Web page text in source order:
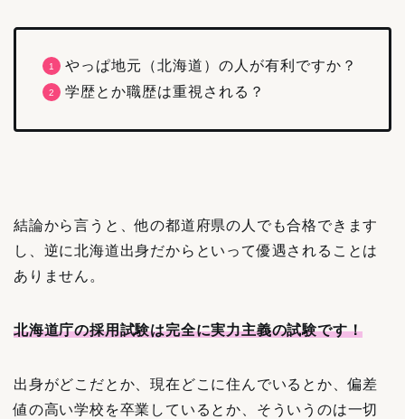
やっぱ地元（北海道）の人が有利ですか？
学歴とか職歴は重視される？
結論から言うと、他の都道府県の人でも合格できます
し、逆に北海道出身だからといって優遇されることは
ありません。
北海道庁の採用試験は完全に実力主義の試験です！
出身がどこだとか、現在どこに住んでいるとか、偏差
値の高い学校を卒業しているとか、そういうのは一切